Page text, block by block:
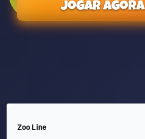
Jogar agora
Zoo Line